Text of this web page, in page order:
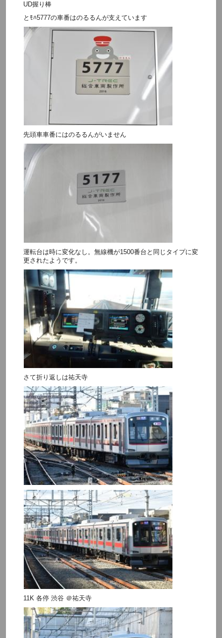
UD握り棒
とﾓﾊ5777の車番はのるるんが支えています
先頭車車番にはのるるんがいません
運転台は時に変化なし。無線機が1500番台と同じタイプに変
更されたようです。
さて折り返しは祐天寺
11K 各停 渋谷 ＠祐天寺